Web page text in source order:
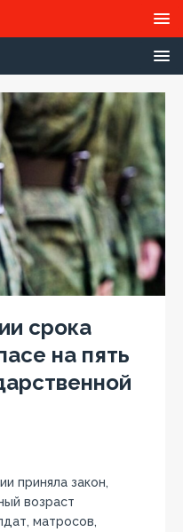
срока
на пять
приняла закон,
возраст
матросов,